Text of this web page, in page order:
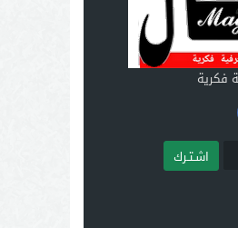
فكرية
اشـتـرك